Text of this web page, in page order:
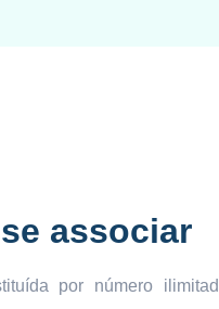
associar
por número